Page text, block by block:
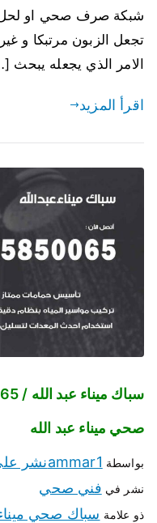
شبكة صرف صحي او لحل
تجعل الزبون مرتبكا و
الامر الذي يجعله يبحث
اقرأ المزيد
صحي ميناء عبد الله
بواسطة ammar1نشر
نشر في فني صحي
ذو علامة سباك صحي ميناء